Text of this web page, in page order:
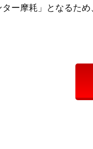
ター摩耗」となるた